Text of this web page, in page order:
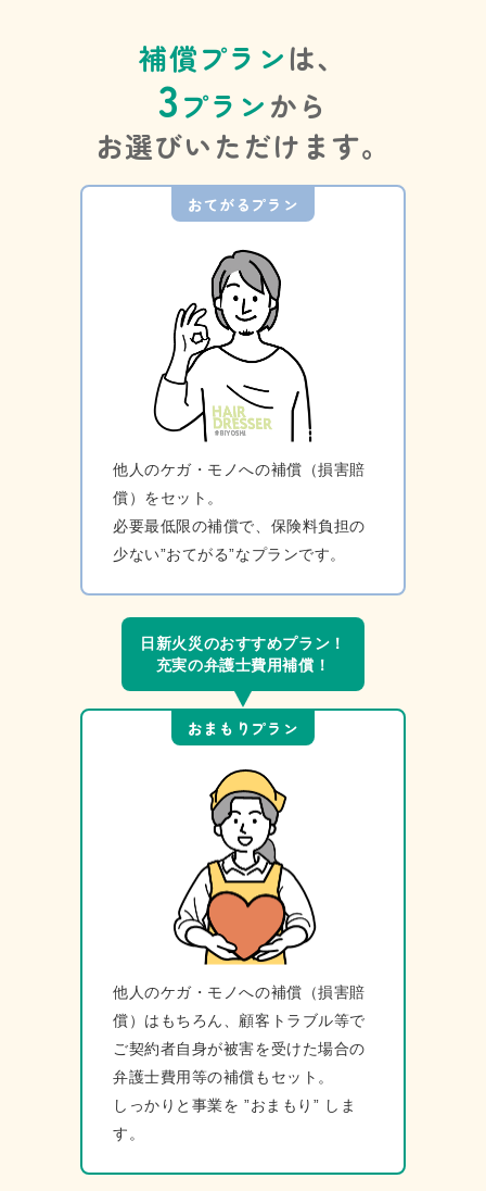
補償プランは、
3プランから
お選びいただけます。
おてがるプラン
他人のケガ・モノへの補償（損害賠
償）をセット。
必要最低限の補償で、保険料負担の
少ない”おてがる”なプランです。
⽇新⽕災のおすすめプラン！
充実の弁護⼠費⽤補償！
おまもりプラン
他⼈のケガ・モノへの補償（損害賠
償）はもちろん、顧客トラブル等で
ご契約者⾃⾝が被害を受けた場合の
弁護⼠費⽤等の補償もセット。
しっかりと事業を ”おまもり” しま
す。